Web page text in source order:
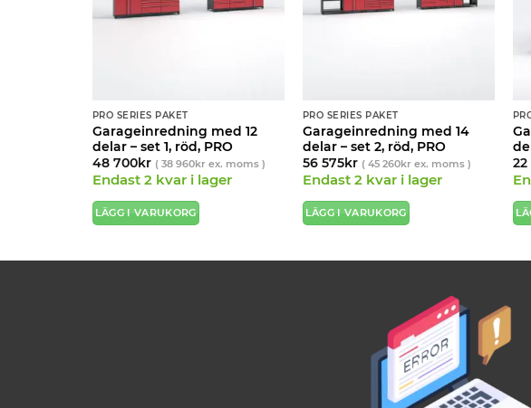
PRO SERIES PAKET
Garageinredning med 12
delar – set 1, röd, PRO
48 700kr ( 38 960krex. moms )
Endast 2 kvar i lager
LÄGG I VARUKORG
PRO SERIES PAKET
Garageinredning med 14
delar – set 2, röd, PRO
56 575kr ( 45 260krex. moms )
Endast 2 kvar i lager
LÄGG I VARUKORG
22